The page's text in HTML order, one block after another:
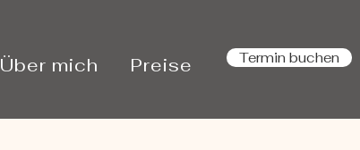
Über mich Preise Termin buchen